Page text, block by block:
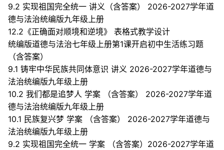
9.2 实现祖国完全统一 讲义（含答案） 2026-2027学年道
德与法治统编版九年级上册
12.2《正确面对顺境和逆境》 表格式教学设计
统编版道德与法治七年级上册第1课开启初中生活练习题
（含答案）
9.1 铸牢中华民族共同体意识 讲义 2026-2027学年道德与
法治统编版九年级上册
10.2 我们都是追梦人 学案 （含答案） 2026-2027学年道
德与法治统编版九年级上册
10.1 民族复兴梦 学案 （含答案） 2026-2027学年道德与
法治统编版九年级上册
9.2 实现祖国完全统一 学案 （含答案）2026-2027学年道